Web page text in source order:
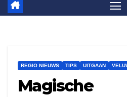
REGIO NIEUWS TIPS UITGAAN
Magische